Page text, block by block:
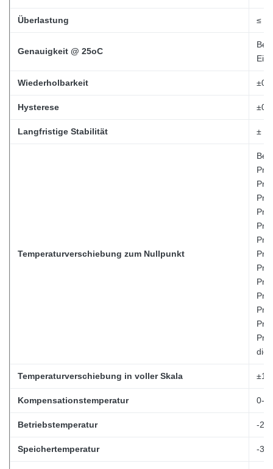
Überlastung ≤ 2
Genauigkeit @ 25oC
Bei
Wiederholbarkeit
Hysterese
Langfristige Stabilität ±
Temperaturverschiebung zum Nullpunkt
Bei
die
Temperaturverschiebung in voller Skala
Kompensationstemperatur 0-
Betriebstemperatur -20
Speichertemperatur -30